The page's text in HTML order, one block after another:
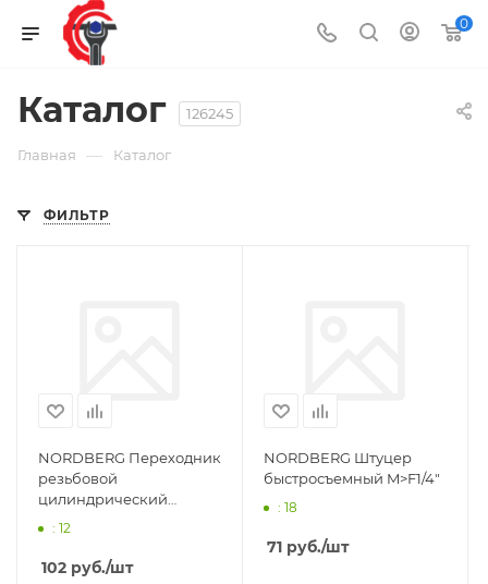
0
Каталог 126245
Главная — Каталог
ФИЛЬТР
NORDBERG Переходник
резьбовой
цилиндрический
M1/2">F1/4"
: 12
102 руб./шт
NORDBERG Штуцер
быстросъемный M>F1/4"
: 18
71 руб./шт